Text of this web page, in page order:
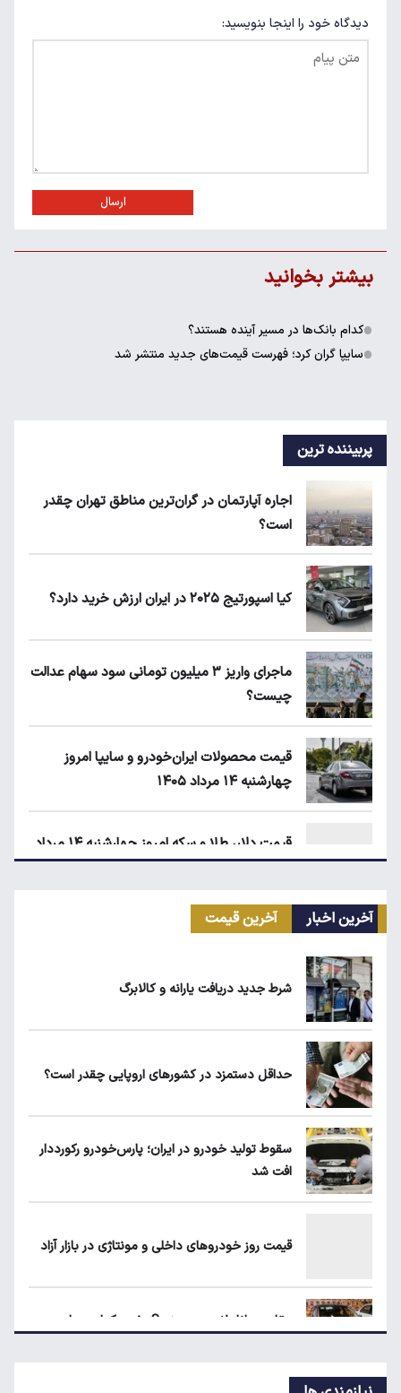
دیدگاه خود را اینجا بنویسید:
ارسال
بیشتر بخوانید
کدام بانک‌ها در مسیر آینده هستند؟
سایپا گران کرد؛ فهرست قیمت‌های جدید منتشر شد
پربیننده ترین
اجاره آپارتمان در گران‌ترین مناطق تهران چقدر
است؟
کیا اسپورتیج ۲۰۲۵ در ایران ارزش خرید دارد؟
ماجرای واریز ۳ میلیون تومانی سود سهام عدالت
چیست؟
قیمت محصولات ایران‌خودرو و سایپا امروز
چهارشنبه ۱۴ مرداد ۱۴۰۵
قیمت دلار، طلا و سکه امروز چهارشنبه ۱۴ مرداد
۱۴۰۵
شرط جدید دریافت یارانه و کالابرگ
آخرین اخبار آخرین قیمت
شرط جدید دریافت یارانه و کالابرگ
حداقل دستمزد در کشورهای اروپایی چقدر است؟
سقوط تولید خودرو در ایران؛ پارس‌خودرو رکورددار
افت شد
قیمت روز خودروهای داخلی و مونتاژی در بازار آزاد
مقایسه رانا پلاس و سهند S؛ خرید کدام سدان